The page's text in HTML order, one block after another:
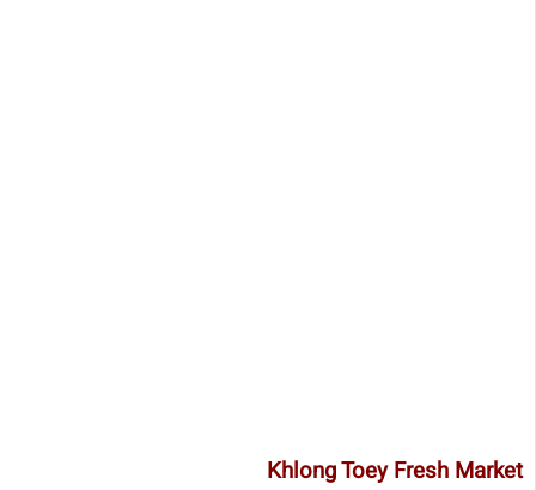
Khlong Toey Fresh Market